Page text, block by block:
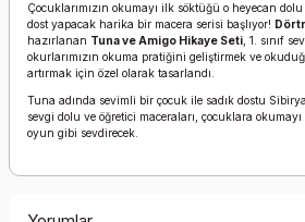
Çocuklarımızın okumayı ilk söktüğü o heyecan
dost yapacak harika bir macera serisi başlıyor!
hazırlanan Tuna ve Amigo Hikaye Seti , 1. sınıf
okurlarımızın okuma pratiğini geliştirmek ve
artırmak için özel olarak tasarlandı.
Tuna adında sevimli bir çocuk ile sadık dostu
sevgi dolu ve öğretici maceraları, çocuklara
oyun gibi sevdirecek.